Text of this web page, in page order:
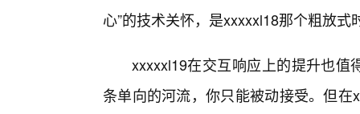
心”的技术关怀，是xxxxxl18那个粗放式
xxxxxl19在交互响应上的提升也值
条单向的河流，你只能被动接受。但